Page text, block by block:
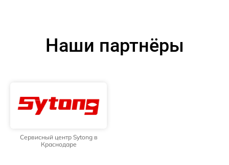
Наши партнёры
Сервисный центр Sytong в
Краснодаре